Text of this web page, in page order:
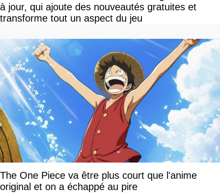
à jour, qui ajoute des nouveautés gratuites et
transforme tout un aspect du jeu
The One Piece va être plus court que l'anime
original et on a échappé au pire